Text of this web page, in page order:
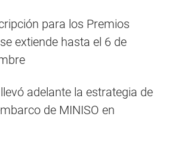
para los Premios
extiende hasta el 6 de
adelante la estrategia de
de MINISO en